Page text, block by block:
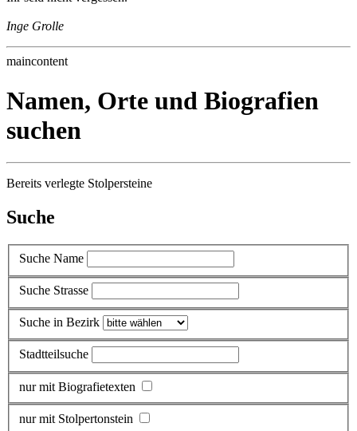
Inge Grolle
maincontent
Namen, Orte und Biografien
suchen
Bereits verlegte Stolpersteine
Suche
Suche Name
Suche Strasse
Suche in Bezirk
Stadtteilsuche
nur mit Biografietexten
nur mit Stolpertonstein